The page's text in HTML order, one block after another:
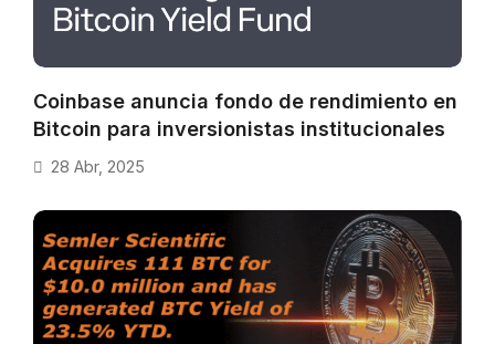
Coinbase anuncia fondo de rendimiento en
Bitcoin para inversionistas institucionales
28 Abr, 2025